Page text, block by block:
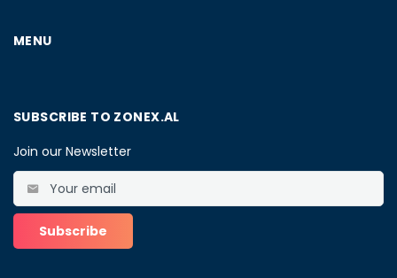
MENU
SUBSCRIBE TO ZONEX.AL
Join our Newsletter